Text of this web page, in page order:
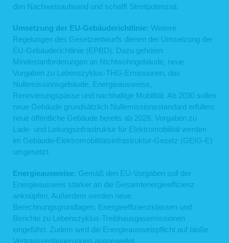
den Nachweisaufwand und schafft Streitpotenzial.
Umsetzung der EU-Gebäuderichtlinie: Weitere
Regelungen des Gesetzentwurfs dienen der Umsetzung der
EU-Gebäuderichtlinie (EPBD). Dazu gehören
Mindestanforderungen an Nichtwohngebäude, neue
Vorgaben zu Lebenszyklus-THG-Emissionen, das
Nullemissionsgebäude, Energieausweise,
Renovierungspässe und nachhaltige Mobilität. Ab 2030 sollen
neue Gebäude grundsätzlich Nullemissionsstandard erfüllen;
neue öffentliche Gebäude bereits ab 2028. Vorgaben zu
Lade- und Leitungsinfrastruktur für Elektromobilität werden
im Gebäude-Elektromobilitätsinfrastruktur-Gesetz (GEIG-E)
umgesetzt.
Energieausweise: Gemäß den EU-Vorgaben soll der
Energieausweis stärker an die Gesamtenergieeffizienz
anknüpfen. Außerdem werden neue
Berechnungsgrundlagen, Energieeffizienzklassen und
Berichte zu Lebenszyklus-Treibhausgasemissionen
eingeführt. Zudem wird die Energieausweispflicht auf bloße
Vertragsverlängerungen ausgeweitet.